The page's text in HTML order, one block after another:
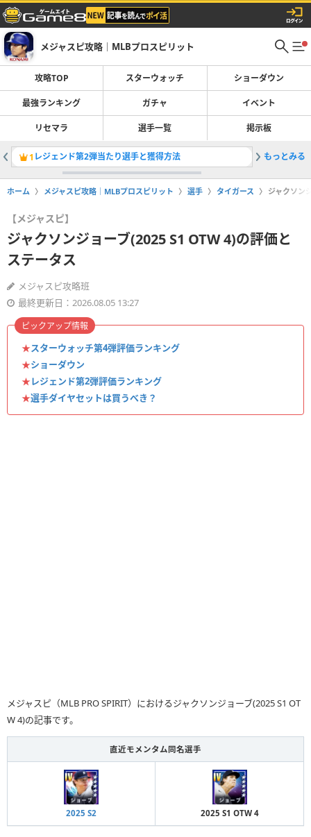
メジャスピ攻略｜MLBプロスピリット
攻略TOP スターウォッチ ショーダウン
最強ランキング ガチャ イベント
リセマラ 選手一覧 掲示板
1 レジェンド第2弾当たり選手と獲得方法 2OTWお
もっとみる
ホーム メジャスピ攻略｜MLBプロスピリット 選手 タイガース ジャクソン
【メジャスピ】
ジャクソンジョーブ(2025 S1 OTW 4)の評価と
ステータス
メジャスピ攻略班
最終更新日：2026.08.05 13:27
★スターウォッチ第4弾評価ランキング
★ショーダウン
★レジェンド第2弾評価ランキング
★選手ダイヤセットは買うべき？
ピックアップ情報
メジャスピ（MLB PRO SPIRIT）におけるジャクソンジョーブ(2025 S1 OT
W 4)の記事です。
直近モメンタム同名選手
2025 S2 2025 S1 OTW 4